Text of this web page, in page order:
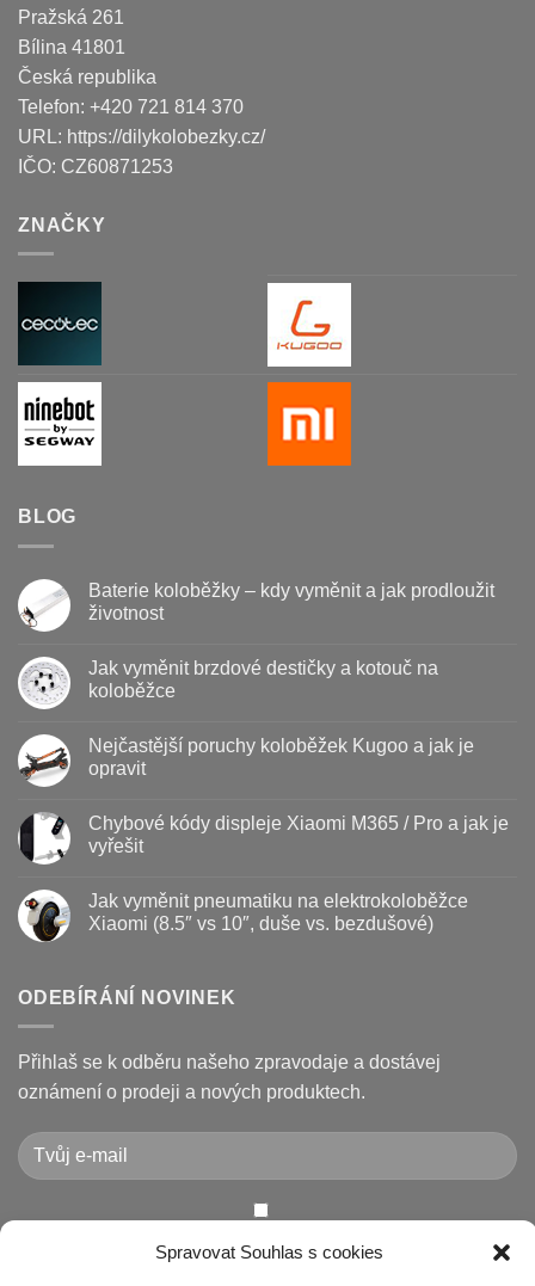
Spravovat Souhlas s cookies
Pražská 261
Bílina 41801
Česká republika
Telefon: +420 721 814 370
URL: https://dilykolobezky.cz/
IČO: CZ60871253
ZNAČKY
BLOG
Baterie koloběžky – kdy vyměnit a jak prodloužit
životnost
textu
s
koloběžky
kdy
jak
prodloužit
životnost
Jak vyměnit brzdové destičky a kotouč na
koloběžce
u
textu
s
vyměnit
brzdové
destičky
na
koloběžce
Nejčastější poruchy koloběžek Kugoo a jak je
opravit
u
textu
s
poruchy
koloběžek
Kugoo
opravit
Chybové kódy displeje Xiaomi M365 / Pro a jak je
vyřešit
textu
s
displeje
Xiaomi
Pro
a
jak
je
Jak vyměnit pneumatiku na elektrokoloběžce
Xiaomi (8.5″ vs 10″, duše vs. bezdušové)
textu
s
vyměnit
pneumatiku
na
elektrokoloběžce
(8.5″
vs
10″,
duše
ODEBÍRÁNÍ NOVINEK
Přihlaš se k odběru našeho zpravodaje a dostávej
oznámení o prodeji a nových produktech.
Chcete-li odeslat tento formulář, musíte přijmout naše